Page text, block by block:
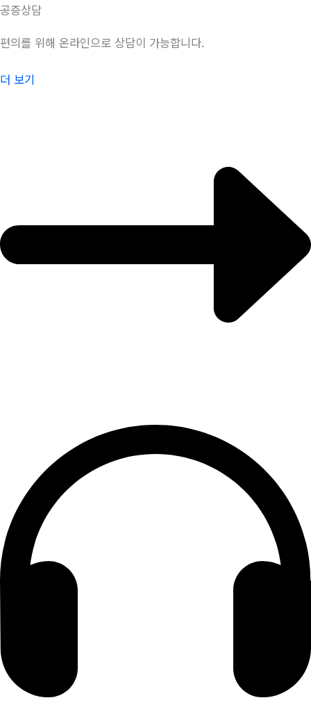
공증상담
편의를 위해 온라인으로 상담이 가능합니다.
더 보기